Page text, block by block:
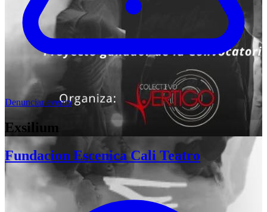
Denunciar evento
Exsilium
Fundacion Escenica Cali Teatro